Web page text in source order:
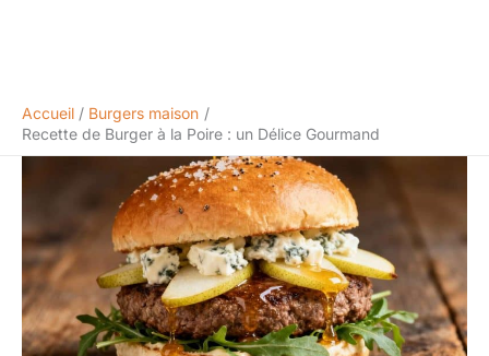
Accueil
Burgers maison
Recette de Burger à la Poire : un Délice Gourmand